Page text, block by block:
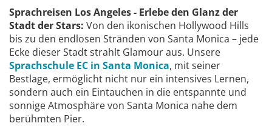
Sprachreisen Los Angeles - Erlebe den Glanz der
Stadt der Stars: Von den ikonischen Hollywood Hills
bis zu den endlosen Stränden von Santa Monica – jede
Ecke dieser Stadt strahlt Glamour aus. Unsere
Sprachschule EC in Santa Monica, mit seiner
Bestlage, ermöglicht nicht nur ein intensives Lernen,
sondern auch ein Eintauchen in die entspannte und
sonnige Atmosphäre von Santa Monica nahe dem
berühmten Pier.